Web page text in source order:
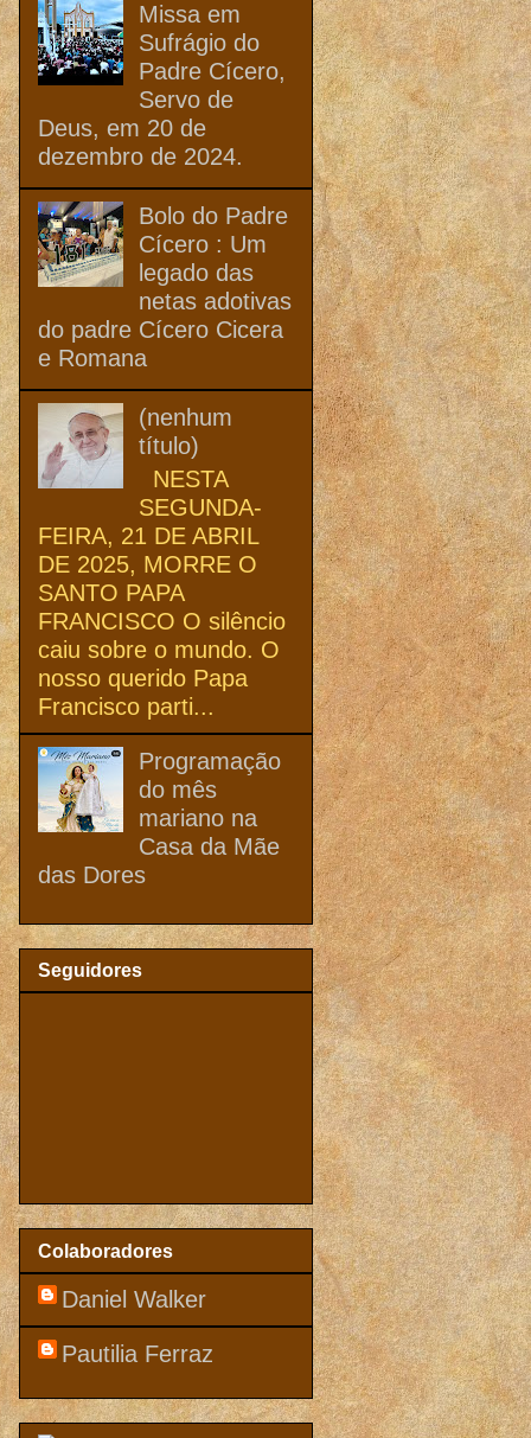
Missa em
Sufrágio do
Padre Cícero,
Servo de
Deus, em 20 de
dezembro de 2024.
Bolo do Padre
Cícero : Um
legado das
netas adotivas
do padre Cícero Cicera
e Romana
(nenhum
título)
NESTA
SEGUNDA-
FEIRA, 21 DE ABRIL
DE 2025, MORRE O
SANTO PAPA
FRANCISCO O silêncio
caiu sobre o mundo. O
nosso querido Papa
Francisco parti...
Programação
do mês
mariano na
Casa da Mãe
das Dores
Seguidores
Colaboradores
Daniel Walker
Pautilia Ferraz